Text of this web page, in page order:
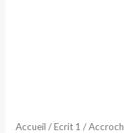
Accueil /Ecrit 1 /